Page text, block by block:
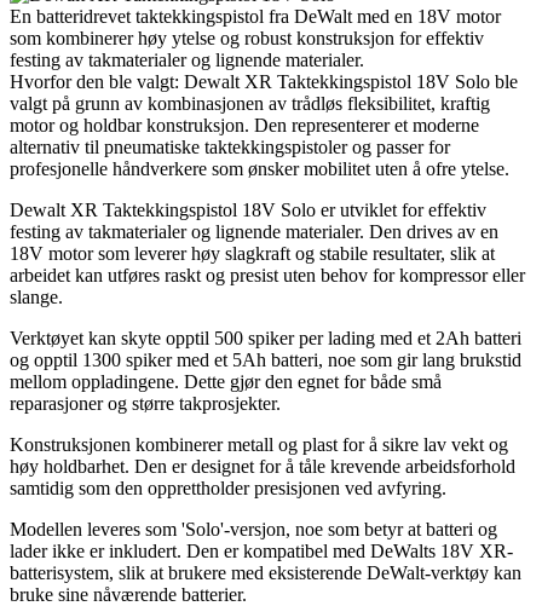
En batteridrevet taktekkingspistol fra DeWalt med en 18V motor
som kombinerer høy ytelse og robust konstruksjon for effektiv
festing av takmaterialer og lignende materialer.
Hvorfor den ble valgt: Dewalt XR Taktekkingspistol 18V Solo ble
valgt på grunn av kombinasjonen av trådløs fleksibilitet, kraftig
motor og holdbar konstruksjon. Den representerer et moderne
alternativ til pneumatiske taktekkingspistoler og passer for
profesjonelle håndverkere som ønsker mobilitet uten å ofre ytelse.
Dewalt XR Taktekkingspistol 18V Solo er utviklet for effektiv
festing av takmaterialer og lignende materialer. Den drives av en
18V motor som leverer høy slagkraft og stabile resultater, slik at
arbeidet kan utføres raskt og presist uten behov for kompressor eller
slange.
Verktøyet kan skyte opptil 500 spiker per lading med et 2Ah batteri
og opptil 1300 spiker med et 5Ah batteri, noe som gir lang brukstid
mellom oppladingene. Dette gjør den egnet for både små
reparasjoner og større takprosjekter.
Konstruksjonen kombinerer metall og plast for å sikre lav vekt og
høy holdbarhet. Den er designet for å tåle krevende arbeidsforhold
samtidig som den opprettholder presisjonen ved avfyring.
Modellen leveres som 'Solo'-versjon, noe som betyr at batteri og
lader ikke er inkludert. Den er kompatibel med DeWalts 18V XR-
batterisystem, slik at brukere med eksisterende DeWalt-verktøy kan
bruke sine nåværende batterier.